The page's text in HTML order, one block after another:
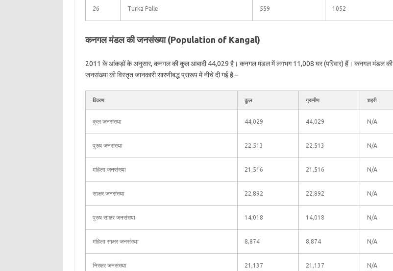
26 Turka Palle 559 1052
कनगल मंडल की जनसंख्या (Population of Kangal)
2011 के आंकड़ों के अनुसार, कनगल की कुल आबादी 44,029 है। कनगल मंडल में लगभग 11,008 घर (परिवार) हैं। कनगल मंडल की
जनसंख्या की विस्तृत जानकारी सारणीबद्ध प्रारूप में नीचे दी गई है –
विवरण कुल ग्रामीण शहरी
कुल जनसंख्या 44,029 44,029 N/A
पुरुष जनसंख्या 22,513 22,513 N/A
महिला जनसंख्या 21,516 21,516 N/A
साक्षर जनसंख्या 22,892 22,892 N/A
पुरुष साक्षर जनसंख्या 14,018 14,018 N/A
महिला साक्षर जनसंख्या 8,874 8,874 N/A
निरक्षर जनसंख्या 21,137 21,137 N/A